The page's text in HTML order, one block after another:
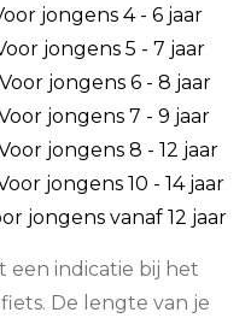
jongens 4 - 6 jaar
jongens 5 - 7 jaar
jongens 6 - 8 jaar
jongens 7 - 9 jaar
jongens 8 - 12 jaar
jongens 10 - 14 jaar
jongens vanaf 12 jaar
een indicatie bij het
De lengte van je